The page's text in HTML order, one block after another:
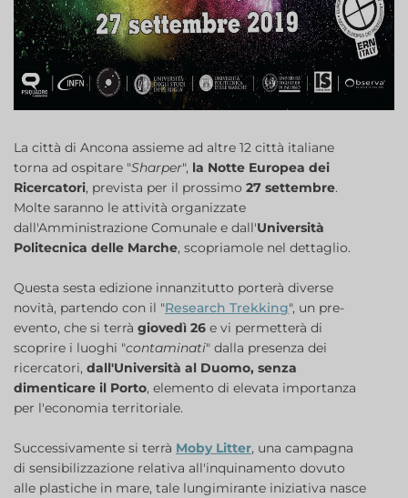
La città di Ancona assieme ad altre 12 città italiane
torna ad ospitare "Sharper", la Notte Europea dei
Ricercatori, prevista per il prossimo 27 settembre.
Molte saranno le attività organizzate
dall'Amministrazione Comunale e dall'Università
Politecnica delle Marche, scopriamole nel dettaglio.
Questa sesta edizione innanzitutto porterà diverse
novità, partendo con il "Research Trekking", un pre-
evento, che si terrà giovedì 26 e vi permetterà di
scoprire i luoghi "contaminati" dalla presenza dei
ricercatori, dall'Università al Duomo, senza
dimenticare il Porto, elemento di elevata importanza
per l'economia territoriale.
Successivamente si terrà Moby Litter, una campagna
di sensibilizzazione relativa all'inquinamento dovuto
alle plastiche in mare, tale lungimirante iniziativa nasce